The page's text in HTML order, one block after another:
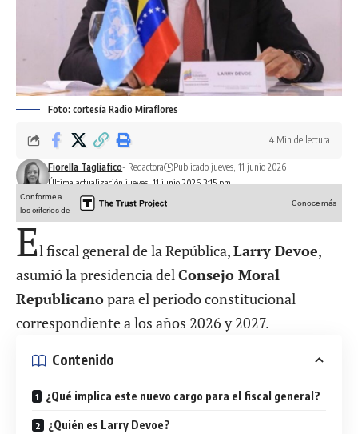
Foto: cortesía Radio Miraflores
Última actualización jueves, 11 junio 2026 3:15 pm
Fiorella Tagliafico- Redactora Publicado jueves, 11 junio 2026
4 Min de lectura
Conforme a
los criterios de
Conoce más
El fiscal general de la República,Larry Devoe,
asumió la presidencia delConsejo Moral
Republicanopara el periodo constitucional
correspondiente a los años 2026 y 2027.
Contenido
¿Qué implica este nuevo cargo para el fiscal general?
¿Quién es Larry Devoe?